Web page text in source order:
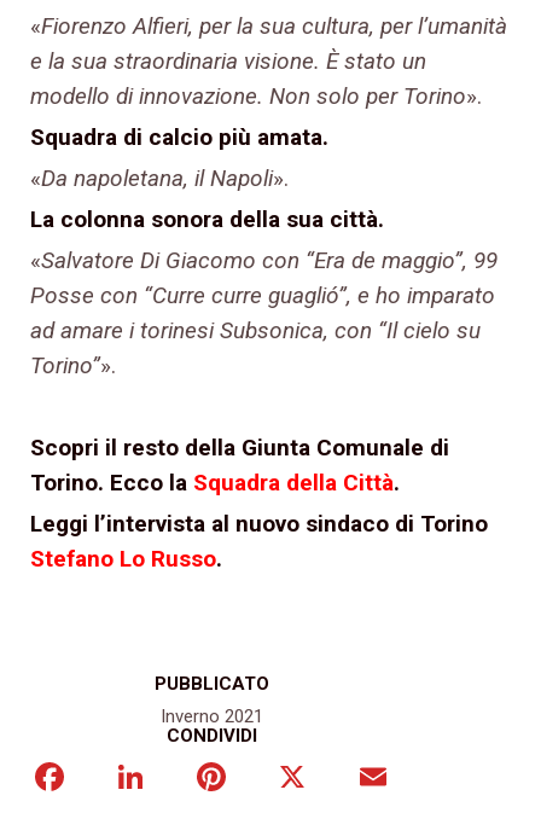
PUBBLICATO
Inverno 2021
CONDIVIDI
FacebookLinkedInPinterest
«Fiorenzo Alfieri, per la sua cultura, per l’umanità
e la sua straordinaria visione. È stato un
modello di innovazione. Non solo per Torino».
Squadra di calcio più amata.
«Da napoletana, il Napoli».
La colonna sonora della sua città.
«Salvatore Di Giacomo con “Era de maggio”, 99
Posse con “Curre curre guaglió”, e ho imparato
ad amare i torinesi Subsonica, con “Il cielo su
Torino”».
Scopri il resto della Giunta Comunale di
Torino. Ecco la Squadra della Città.
Leggi l’intervista al nuovo sindaco di Torino
Stefano Lo Russo.